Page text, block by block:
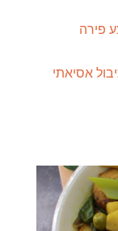
פירה
אסיאתי